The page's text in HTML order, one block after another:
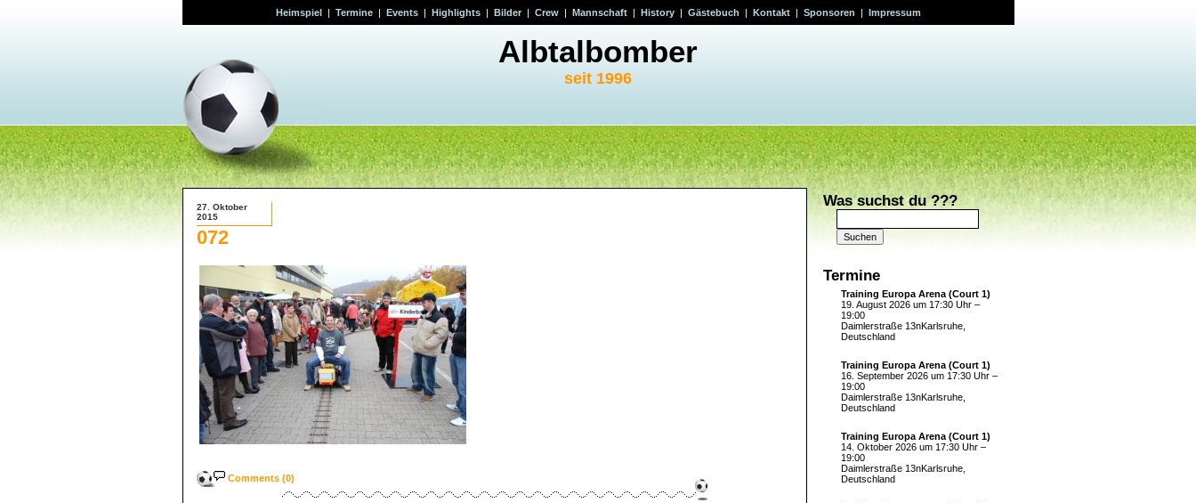
Heimspiel| Termine| Events| Highlights| Bilder| Crew| Mannschaft| History| Gästebuch | Kontakt| Sponsoren | Impressum
Albtalbomber
seit 1996
Was suchst du ???
Suchen
nach:
Termine
Training Europa Arena (Court 1)
19. August 2026 um 17:30 Uhr –
19:00
Daimlerstraße 13nKarlsruhe,
Deutschland
Training Europa Arena (Court 1)
16. September 2026 um 17:30 Uhr –
19:00
Daimlerstraße 13nKarlsruhe,
Deutschland
Training Europa Arena (Court 1)
14. Oktober 2026 um 17:30 Uhr –
19:00
Daimlerstraße 13nKarlsruhe,
Deutschland
27. Oktober
2015
072
Comments (0)